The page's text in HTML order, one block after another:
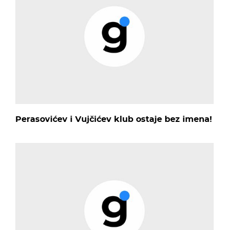
Perasovićev i Vujčićev klub ostaje bez imena!